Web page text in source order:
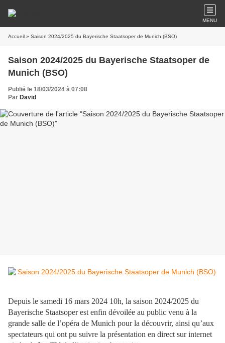
MENU
Accueil » Saison 2024/2025 du Bayerische Staatsoper de Munich (BSO)
Saison 2024/2025 du Bayerische Staatsoper de
Munich (BSO)
Publié le 18/03/2024 à 07:08
Par David
Depuis le samedi 16 mars 2024 10h, la saison 2024/2025 du
Bayerische Staatsoper est enfin dévoilée au public venu à la
grande salle de l’opéra de Munich pour la découvrir, ainsi qu’aux
spectateurs qui ont pu suivre la présentation en direct sur internet